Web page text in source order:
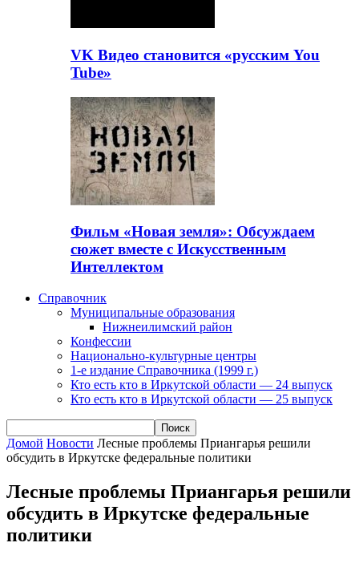
VK Видео становится «русским You
Tube»
Фильм «Новая земля»: Обсуждаем
сюжет вместе с Искусственным
Интеллектом
Справочник
Муниципальные образования
Нижнеилимский район
Конфессии
Национально-культурные центры
1-е издание Справочника (1999 г.)
Кто есть кто в Иркутской области — 24 выпуск
Кто есть кто в Иркутской области — 25 выпуск
Домой Новости Лесные проблемы Приангарья решили
обсудить в Иркутске федеральные политики
Лесные проблемы Приангарья решили
обсудить в Иркутске федеральные
политики